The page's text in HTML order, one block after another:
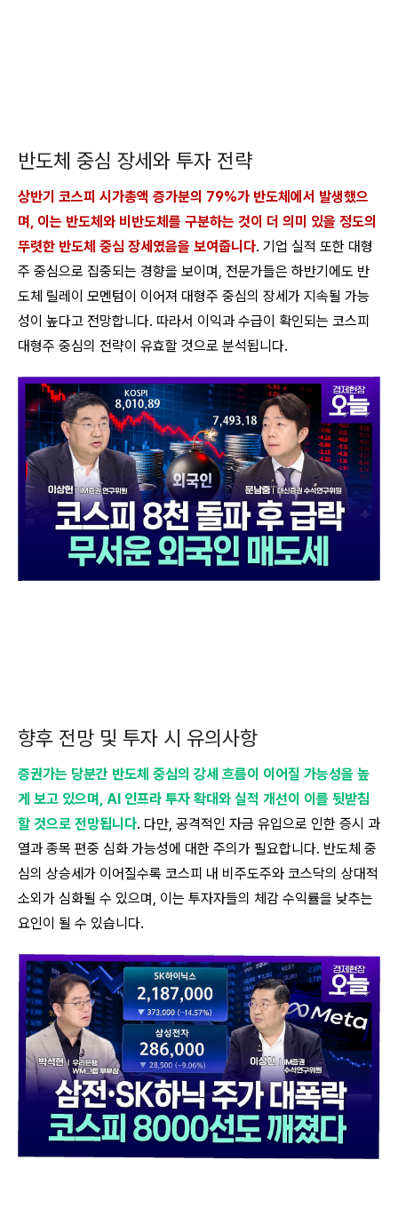
반도체 중심 장세와 투자 전략
상반기 코스피 시가총액 증가분의 79%가 반도체에서 발생했으
며, 이는 반도체와 비반도체를 구분하는 것이 더 의미 있을 정도의
뚜렷한 반도체 중심 장세였음을 보여줍니다. 기업 실적 또한 대형
주 중심으로 집중되는 경향을 보이며, 전문가들은 하반기에도 반
도체 릴레이 모멘텀이 이어져 대형주 중심의 장세가 지속될 가능
성이 높다고 전망합니다. 따라서 이익과 수급이 확인되는 코스피
대형주 중심의 전략이 유효할 것으로 분석됩니다.
향후 전망 및 투자 시 유의사항
증권가는 당분간 반도체 중심의 강세 흐름이 이어질 가능성을 높
게 보고 있으며, AI 인프라 투자 확대와 실적 개선이 이를 뒷받침
할 것으로 전망됩니다. 다만, 공격적인 자금 유입으로 인한 증시 과
열과 종목 편중 심화 가능성에 대한 주의가 필요합니다. 반도체 중
심의 상승세가 이어질수록 코스피 내 비주도주와 코스닥의 상대적
소외가 심화될 수 있으며, 이는 투자자들의 체감 수익률을 낮추는
요인이 될 수 있습니다.